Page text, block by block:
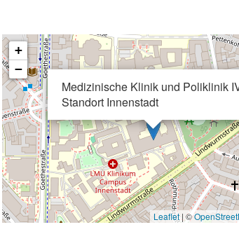
Medizinische Klinik und Poliklinik
Standort Innenstadt
+
−
Leaflet| ©